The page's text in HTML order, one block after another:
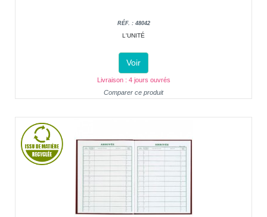
RÉF. : 48042
L'UNITÉ
Voir
Livraison : 4 jours ouvrés
Comparer ce produit